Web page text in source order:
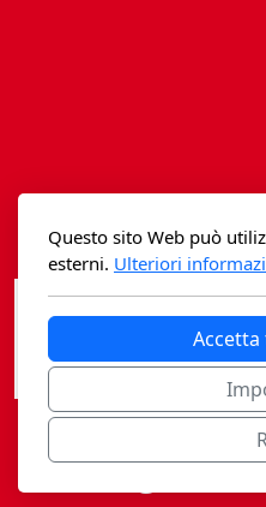
Casagrande
Questo sito Web può
esterni. Ulteriori
Oltre le frontiere
Storia
Spyra
Testi scolastici
Varia
Fidia edizioni d'arte